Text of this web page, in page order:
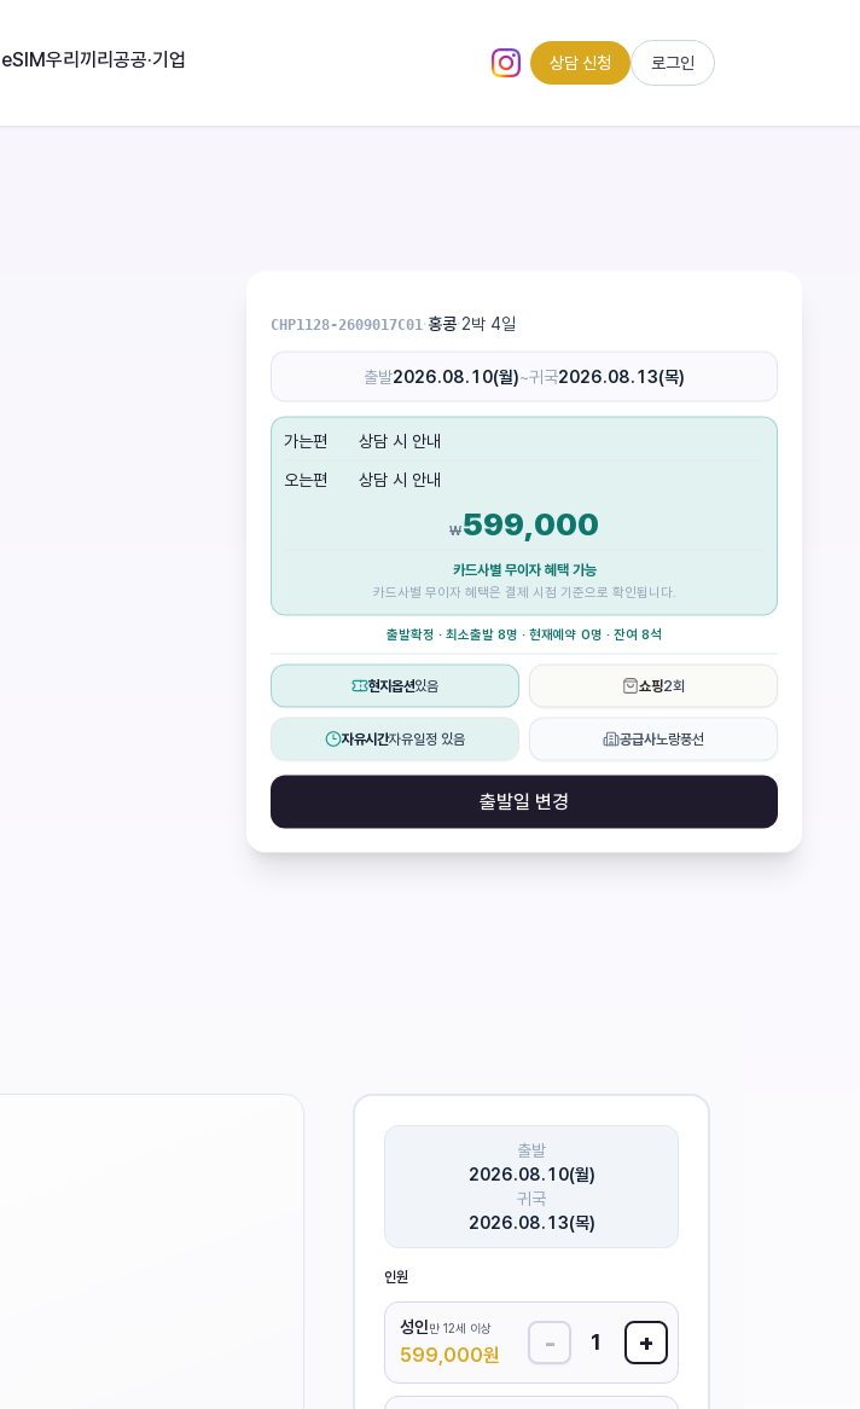
eSIM우리끼리 공공·기업
인스타그램 (새 탭)
상담 신청 로그인
CHP1128-2609017C01 ·홍콩·2박 4일
출발2026.08.10(월)~귀국2026.08.13(목)
가는편
상담 시 안내
오는편
상담 시 안내
₩599,000
카드사별 무이자 혜택 가능
카드사별 무이자 혜택은 결제 시점 기준으로 확인됩니다.
출발확정 · 최소출발 8명 · 현재예약 0명 · 잔여 8석
현지옵션있음 쇼핑2회
자유시간자유일정 있음 공급사노랑풍선
출발일 변경
출발
2026.08.10(월)
귀국
2026.08.13(목)
인원
성인만 12세 이상
599,000원 - 1 +